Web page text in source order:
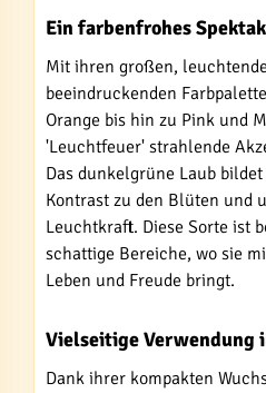
Ein farbenfrohes
Mit ihren großen,
beeindruckenden
Orange bis hin zu Pink und
'Leuchtfeuer' strahlende
Das dunkelgrüne Laub
Kontrast zu den Blüten und
Leuchtkraft. Diese Sorte ist
schattige Bereiche, wo sie
Leben und Freude bringt.
Vielseitige Verwendung
Dank ihrer kompakten